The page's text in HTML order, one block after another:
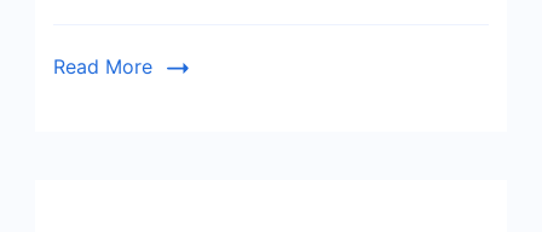
Read More